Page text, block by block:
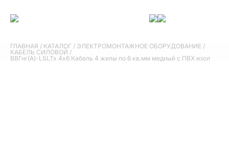
ГЛАВНАЯ / КАТАЛОГ / ЭЛЕКТРОМОНТАЖНОЕ ОБОРУДОВАНИЕ /
КАБЕЛЬ СИЛОВОЙ /
ВВГнг(А)-LSLTx 4х6 Кабель 4 жилы по 6 кв.мм медный с ПВХ изол